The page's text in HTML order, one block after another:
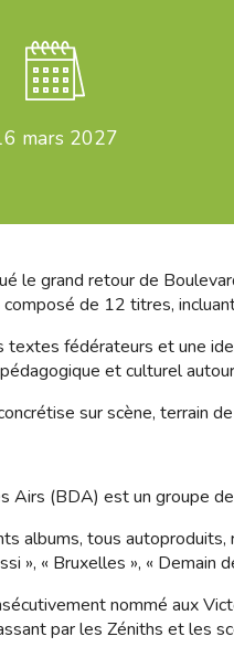
mars 2027
le grand retour de
de 12 titres,
textes fédérateurs et une
et culturel
sur scène, terrain
Airs (BDA) est un groupe
albums, tous
», « Bruxelles », « Demain
nommé aux
par les Zéniths et les